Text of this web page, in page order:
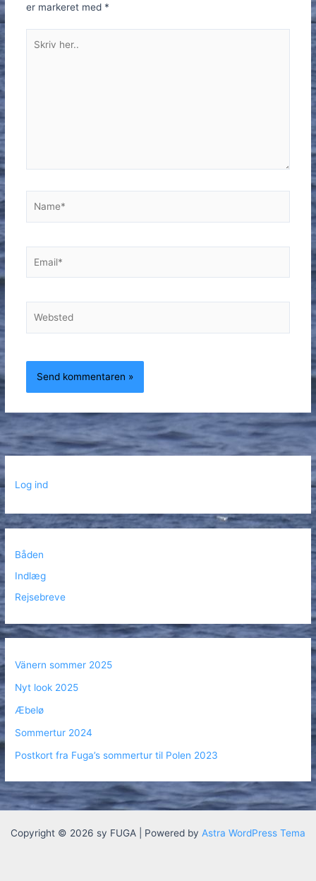
er markeret med *
her..
Log ind
Båden
Indlæg
Rejsebreve
Vänern sommer 2025
Nyt look 2025
Æbelø
Sommertur 2024
Postkort fra Fuga’s sommertur til Polen 2023
Copyright © 2026 sy FUGA | Powered by Astra WordPress Tema